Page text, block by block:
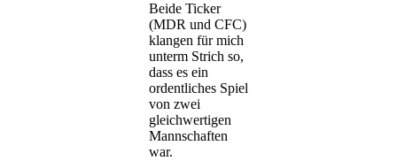
Beide Ticker
(MDR und CFC)
klangen für mich
unterm Strich so,
dass es ein
ordentliches Spiel
von zwei
gleichwertigen
Mannschaften
war.